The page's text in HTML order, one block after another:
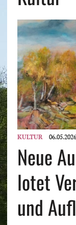
KULTUR 06.05.2026
Neue
lotet
und